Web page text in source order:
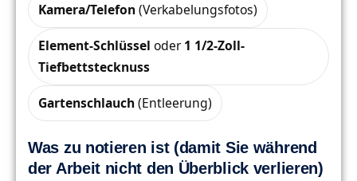
Kamera/Telefon(Verkabelungsfotos)
Element-Schlüssel oder1 1/2-Zoll-
Tiefbettstecknuss
Gartenschlauch(Entleerung)
Was zu notieren ist (damit Sie während
der Arbeit nicht den Überblick verlieren)